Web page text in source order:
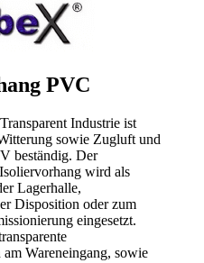
PVC
Industrie ist
sowie Zugluft und
beständig. Der
wird als
Lagerhalle,
Disposition oder zum
eingesetzt.
Wareneingang, sowie